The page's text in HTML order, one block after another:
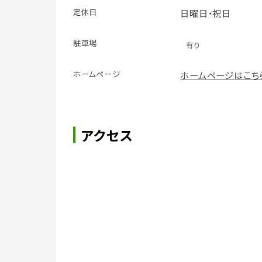
定休日 日曜日・祝日
駐車場 有り
ホームページ ホームページはこち
アクセス